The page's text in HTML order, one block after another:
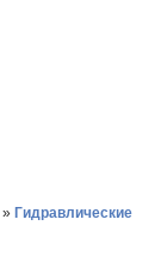
» Гидравлические